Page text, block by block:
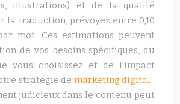
illustrations) et de la qualité
la traduction, prévoyez entre 0,10
mot. Ces estimations peuvent
de vos besoins spécifiques, du
vous choisissez et de l’impact
stratégie de marketing digital .
judicieux dans le contenu peut